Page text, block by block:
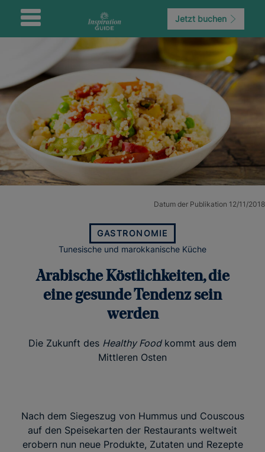
Jetzt buchen
Datum der Publikation 12/11/2018
GASTRONOMIE
Tunesische und marokkanische Küche
Arabische Köstlichkeiten, die
eine gesunde Tendenz sein
werden
Die Zukunft des Healthy Foodkommt aus dem
Mittleren Osten
Nach dem Siegeszug von Hummus und Couscous
auf den Speisekarten der Restaurants weltweit
erobern nun neue Produkte, Zutaten und Rezepte